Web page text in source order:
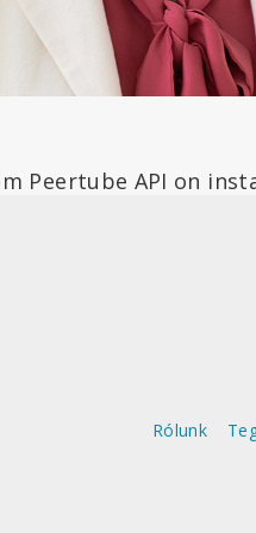
Peertube API on
Rólunk